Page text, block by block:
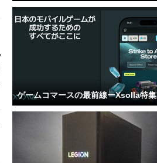
ゲームコマースの最前線ーXsolla特集